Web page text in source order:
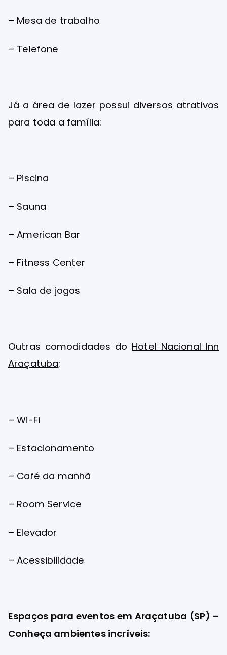
– Mesa de trabalho
– Telefone
Já a área de lazer possui diversos atrativos
para toda a família:
– Piscina
– Sauna
– American Bar
– Fitness Center
– Sala de jogos
Outras comodidades do Hotel Nacional Inn
Araçatuba:
– Wi-Fi
– Estacionamento
– Café da manhã
– Room Service
– Elevador
– Acessibilidade
Espaços para eventos em Araçatuba (SP) –
Conheça ambientes incríveis: